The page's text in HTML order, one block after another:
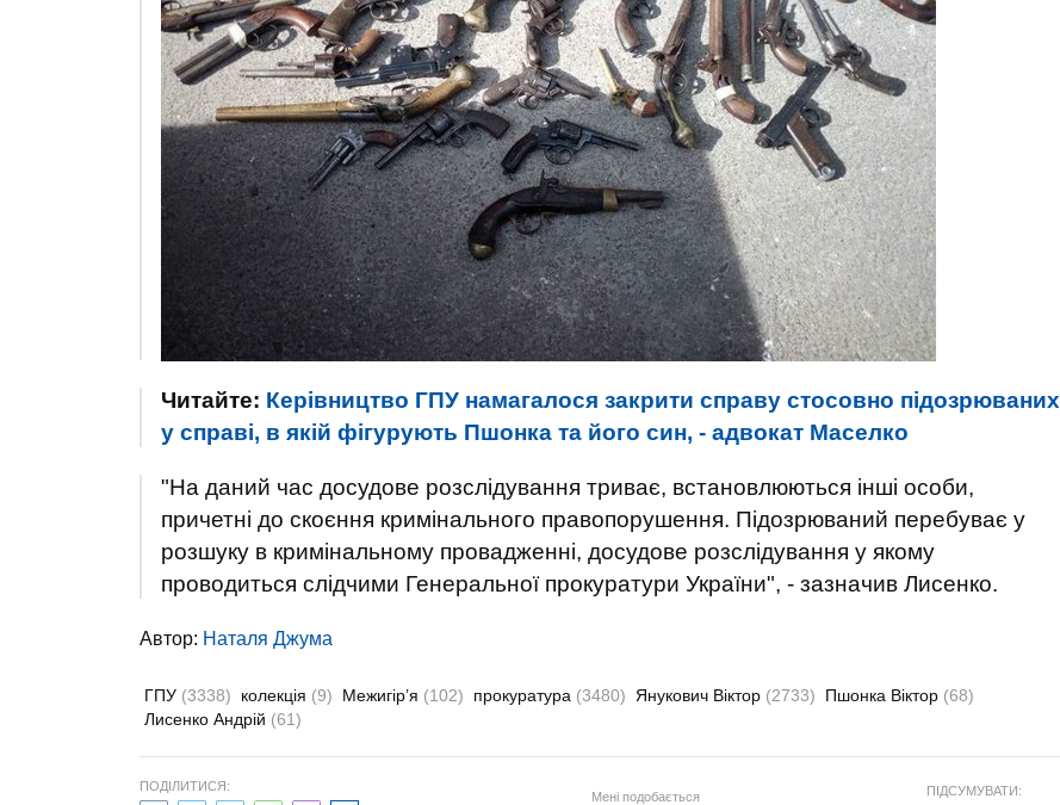
Читайте: Керівництво ГПУ намагалося закрити справу стосовно підозрюваних
у справі, в якій фігурують Пшонка та його син, - адвокат Маселко
"На даний час досудове розслідування триває, встановлюються інші особи,
причетні до скоєння кримінального правопорушення. Підозрюваний перебуває у
розшуку в кримінальному провадженні, досудове розслідування у якому
проводиться слідчими Генеральної прокуратури України", - зазначив Лисенко.
Автор: Наталя Джума
ГПУ (3338) колекція (9) Межигір’я (102) прокуратура (3480) Янукович Віктор (2733) Пшонка Віктор (68)
Лисенко Андрій (61)
ПОДІЛИТИСЯ:
Мені подобається ПІДСУМУВАТИ: